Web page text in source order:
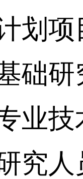
划
础
业
究